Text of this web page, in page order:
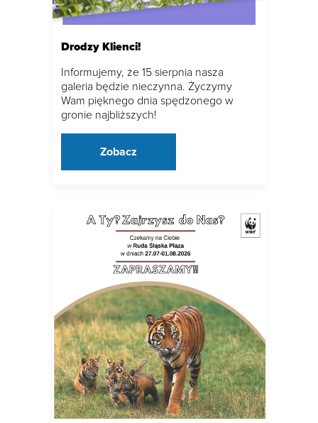
Drodzy Klienci!
Informujemy, że 15 sierpnia nasza
galeria będzie nieczynna. Życzymy
Wam pięknego dnia spędzonego w
gronie najbliższych!
Zobacz